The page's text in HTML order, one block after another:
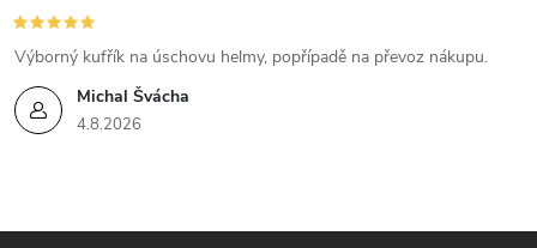
Michal Švácha
4.8.2026
Výborný kufřík na úschovu helmy, popřípadě na převoz nákupu.